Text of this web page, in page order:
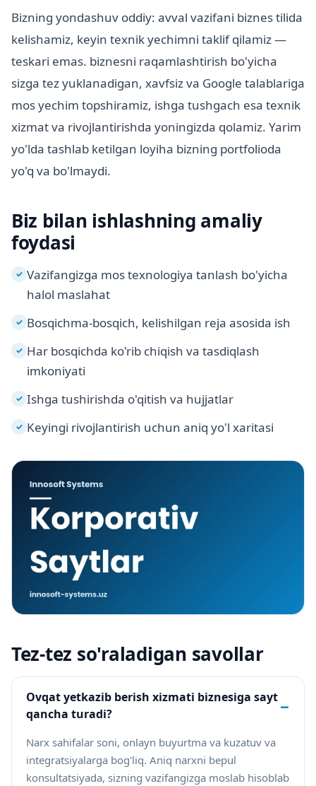
Bizning yondashuv oddiy: avval vazifani biznes tilida
kelishamiz, keyin texnik yechimni taklif qilamiz —
teskari emas. biznesni raqamlashtirish bo'yicha
sizga tez yuklanadigan, xavfsiz va Google talablariga
mos yechim topshiramiz, ishga tushgach esa texnik
xizmat va rivojlantirishda yoningizda qolamiz. Yarim
yo'lda tashlab ketilgan loyiha bizning portfolioda
yo'q va bo'lmaydi.
Biz bilan ishlashning amaliy
foydasi
✓ Vazifangizga mos texnologiya tanlash bo'yicha
halol maslahat
✓ Bosqichma-bosqich, kelishilgan reja asosida ish
✓ Har bosqichda ko'rib chiqish va tasdiqlash
imkoniyati
✓ Ishga tushirishda o'qitish va hujjatlar
✓ Keyingi rivojlantirish uchun aniq yo'l xaritasi
Tez-tez so'raladigan savollar
Ovqat yetkazib berish xizmati biznesiga sayt
qancha turadi?
−
Narx sahifalar soni, onlayn buyurtma va kuzatuv va
integratsiyalarga bog'liq. Aniq narxni bepul
konsultatsiyada, sizning vazifangizga moslab hisoblab